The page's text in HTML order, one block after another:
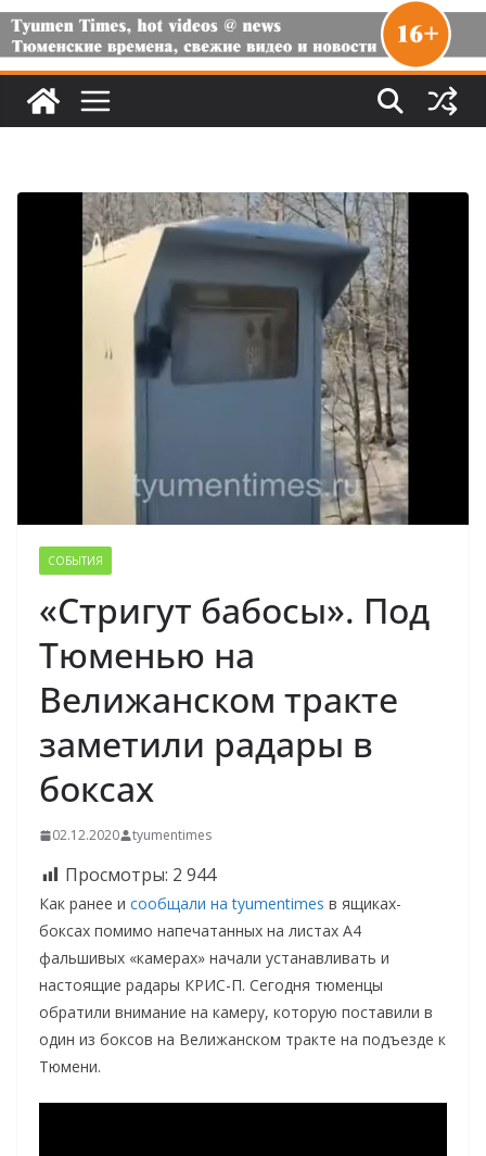
СОБЫТИЯ
«Стригут бабосы». Под
Тюменью на
Велижанском тракте
заметили радары в
боксах
02.12.2020 tyumentimes
Просмотры: 2 944
Как ранее и сообщали на tyumentimes в ящиках-
боксах помимо напечатанных на листах А4
фальшивых «камерах» начали устанавливать и
настоящие радары КРИС-П. Сегодня тюменцы
обратили внимание на камеру, которую поставили в
один из боксов на Велижанском тракте на подъезде к
Тюмени.